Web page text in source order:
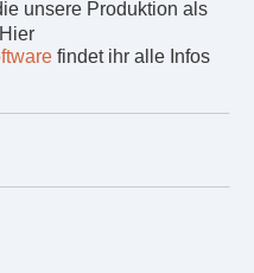
unsere Produktion als
findet ihr alle Infos